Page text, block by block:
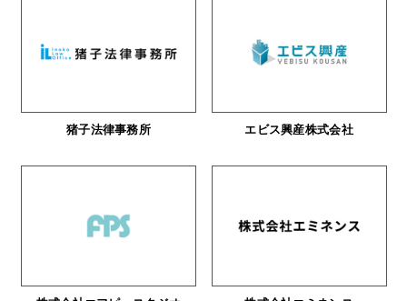
猪子法律事務所 エビス興産株式会社